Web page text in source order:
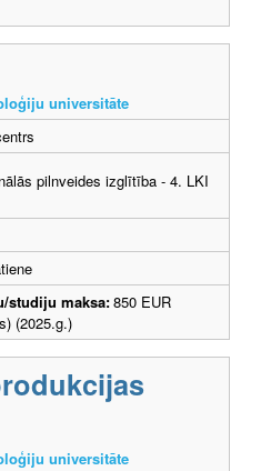
universitāte
pilnveides izglītība - 4. LKI
studiju maksa:850 EUR
(2025.g.)
universitāte